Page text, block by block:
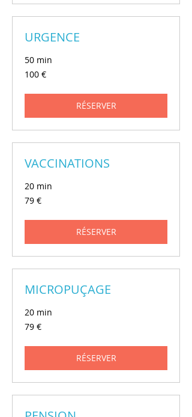
URGENCE
50 min
100
euros
100 €
RÉSERVER
VACCINATIONS
20 min
79
euros
79 €
RÉSERVER
MICROPUÇAGE
20 min
79
euros
79 €
RÉSERVER